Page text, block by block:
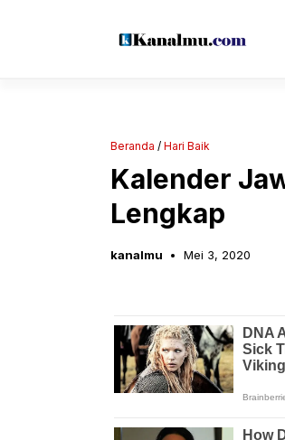
Beranda / Hari Baik
Kalender
Lengkap
kanalmu Mei 3, 2020